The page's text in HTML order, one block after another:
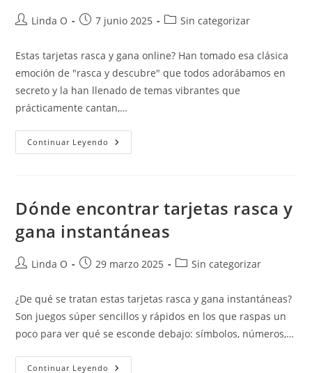
Autor
la
entrada:
Linda O
Publicación
entrada:
7 junio 2025
Categoría
la
entrada:
Sin categorizar
Estas tarjetas rasca y gana online? Han tomado esa clásica
emoción de "rasca y descubre" que todos adorábamos en
secreto y la han llenado de temas vibrantes que
prácticamente cantan,…
Continuar Leyendo Deja
De
Dónde encontrar tarjetas rasca y
gana instantáneas
Autor
la
entrada:
Linda O
Publicación
la
entrada:
29 marzo 2025
Categoría
entrada:
Sin categorizar
¿De qué se tratan estas tarjetas rasca y gana instantáneas?
Son juegos súper sencillos y rápidos en los que raspas un
poco para ver qué se esconde debajo: símbolos, números,…
Continuar Leyendo Dónde